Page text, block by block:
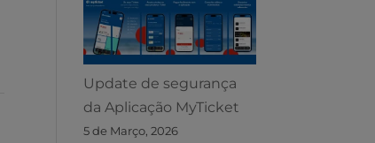
Update de segurança
da Aplicação MyTicket
5 de Março, 2026